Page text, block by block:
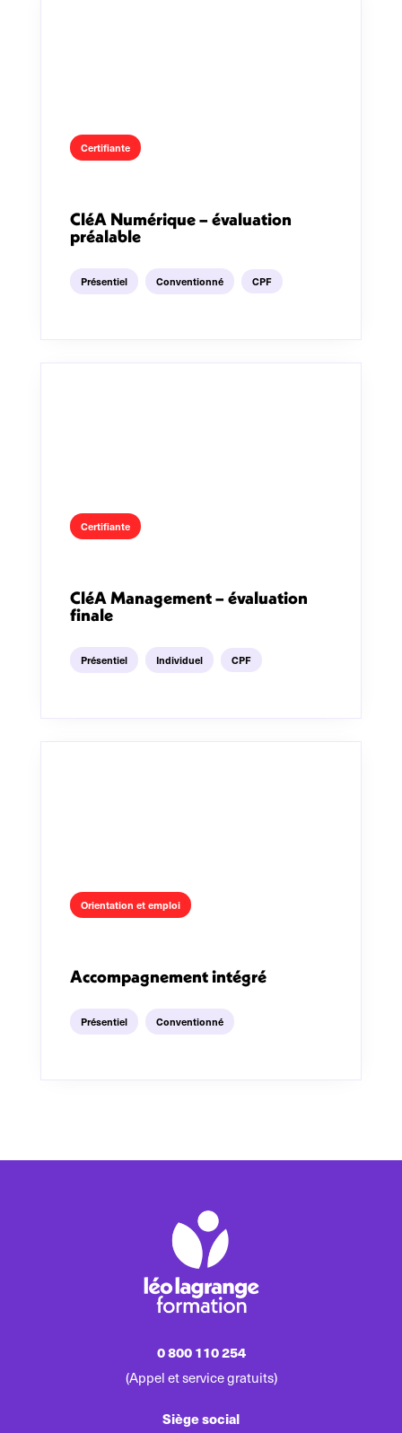
Certifiante
CléA Numérique – évaluation
préalable
Présentiel Conventionné CPF
Certifiante
CléA Management – évaluation
finale
Présentiel Individuel CPF
Orientation et emploi
Accompagnement intégré
Présentiel Conventionné
0 800 110 254
(Appel et service gratuits)
Siège social